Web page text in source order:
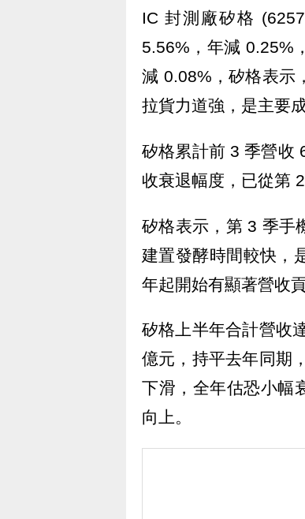
IC 封測廠矽格
5.56%，年減 0.25%
減 0.08%，矽格表示
拉貨力道強，是主要
矽格累計前 3 季營收
收衰退幅度，已從第
矽格表示，第 3 季手
建置發酵時間較快，
年起開始有顯著營收貢
矽格上半年合計營收
億元，持平去年同期
下滑，全年估恐小幅
向上。